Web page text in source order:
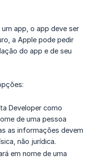
app, o app deve ser
a Apple pode pedir
do app e de seu
Developer como
de uma pessoa
as informações devem
não jurídica.
em nome de uma